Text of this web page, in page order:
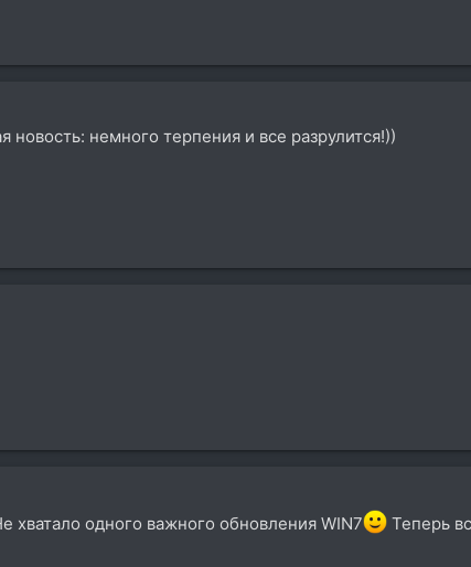
немного терпения и все разрулится!))
хватало одного важного обновления WIN7 Теперь